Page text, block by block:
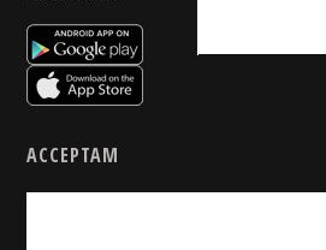
ACCEPTAM